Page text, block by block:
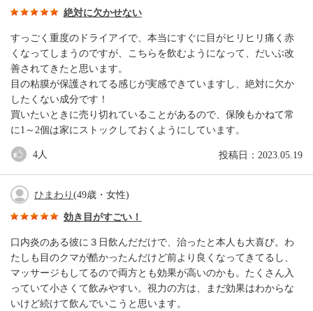
絶対に欠かせない
すっごく重度のドライアイで、本当にすぐに目がヒリヒリ痛く赤
くなってしまうのですが、こちらを飲むようになって、だいぶ改
善されてきたと思います。
目の粘膜が保護されてる感じが実感できていますし、絶対に欠か
したくない成分です！
買いたいときに売り切れていることがあるので、保険もかねて常
に1～2個は家にストックしておくようにしています。
投稿日：2023.05.19
4人
ひまわり (49歳・女性)
効き目がすごい！
口内炎のある彼に３日飲んだだけで、治ったと本人も大喜び。わ
たしも目のクマが酷かったんだけど前より良くなってきてるし、
マッサージもしてるので両方とも効果が高いのかも。たくさん入
っていて小さくて飲みやすい。視力の方は、まだ効果はわからな
いけど続けて飲んでいこうと思います。